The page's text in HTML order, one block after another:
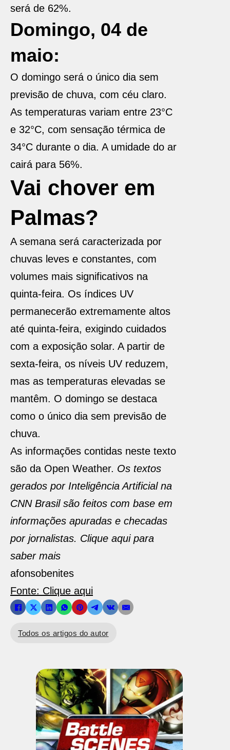
será de 62%.
Domingo, 04 de
maio:
O domingo será o único dia sem
previsão de chuva, com céu claro.
As temperaturas variam entre 23°C
e 32°C, com sensação térmica de
34°C durante o dia. A umidade do ar
cairá para 56%.
Vai chover em
Palmas?
A semana será caracterizada por
chuvas leves e constantes, com
volumes mais significativos na
quinta-feira. Os índices UV
permanecerão extremamente altos
até quinta-feira, exigindo cuidados
com a exposição solar. A partir de
sexta-feira, os níveis UV reduzem,
mas as temperaturas elevadas se
mantêm. O domingo se destaca
como o único dia sem previsão de
chuva.
As informações contidas neste texto
são da Open Weather. Os textos
gerados por Inteligência Artificial na
CNN Brasil são feitos com base em
informações apuradas e checadas
por jornalistas. Clique aqui para
saber mais
afonsobenites
Fonte: Clique aqui
Todos os artigos do autor